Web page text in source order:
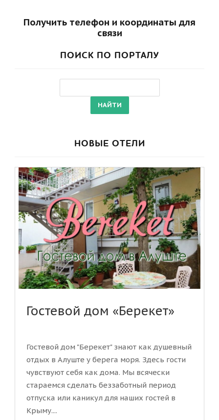
Получить телефон и координаты для
связи
ПОИСК ПО ПОРТАЛУ
НОВЫЕ ОТЕЛИ
Гостевой дом «Берекет»
Гостевой дом "Берекет" знают как душевный
отдых в Алуште у берега моря. Здесь гости
чувствуют себя как дома. Мы всячески
стараемся сделать беззаботный период
отпуска или каникул для наших гостей в
Крыму....